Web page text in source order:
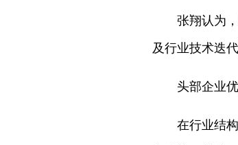
张翔认为
及行业技术迭
头部企业
在行业结